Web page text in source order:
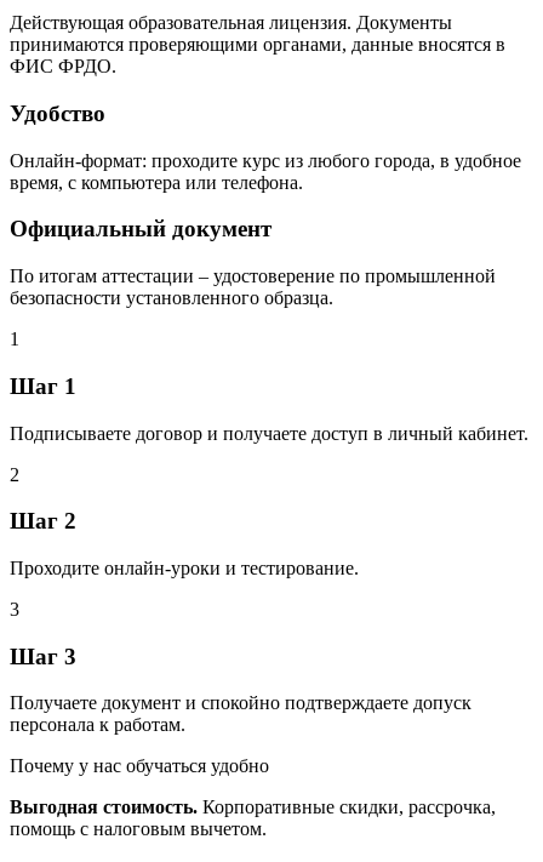
Действующая образовательная лицензия. Документы
принимаются проверяющими органами, данные вносятся в
ФИС ФРДО.
Удобство
Онлайн‑формат: проходите курс из любого города, в удобное
время, с компьютера или телефона.
Официальный документ
По итогам аттестации – удостоверение по промышленной
безопасности установленного образца.
1
Шаг 1
Подписываете договор и получаете доступ в личный кабинет.
2
Шаг 2
Проходите онлайн‑уроки и тестирование.
3
Шаг 3
Получаете документ и спокойно подтверждаете допуск
персонала к работам.
Почему у нас обучаться удобно
Выгодная стоимость. Корпоративные скидки, рассрочка,
помощь с налоговым вычетом.